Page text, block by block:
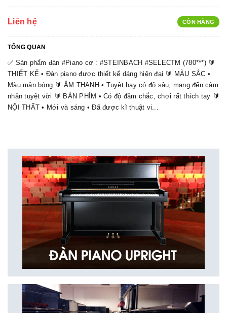
Liên hệ CÒN HÀNG
TỔNG QUAN
✅ Sản phẩm đàn #Piano cơ : #STEINBACH #SELECTM (780***) 🔰
THIẾT KẾ • Đàn piano được thiết kế dáng hiện đại 🔰 MÀU SẮC •
Màu mận bóng 🔰 ÂM THANH • Tuyệt hay có độ sâu, mang đến cảm
nhận tuyệt vời 🔰 BÀN PHÍM • Có độ đầm chắc, chơi rất thích tay 🔰
NỘI THẤT • Mới và sáng • Đã được kĩ thuật vi...